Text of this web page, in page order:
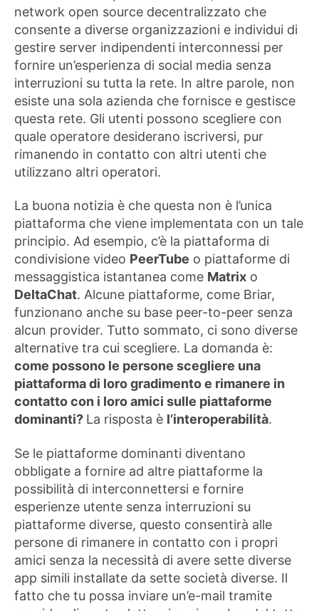
network open source decentralizzato che
consente a diverse organizzazioni e individui di
gestire server indipendenti interconnessi per
fornire un’esperienza di social media senza
interruzioni su tutta la rete. In altre parole, non
esiste una sola azienda che fornisce e gestisce
questa rete. Gli utenti possono scegliere con
quale operatore desiderano iscriversi, pur
rimanendo in contatto con altri utenti che
utilizzano altri operatori.
La buona notizia è che questa non è l’unica
piattaforma che viene implementata con un tale
principio. Ad esempio, c’è la piattaforma di
condivisione video PeerTube o piattaforme di
messaggistica istantanea come Matrix o
DeltaChat. Alcune piattaforme, come Briar,
funzionano anche su base peer-to-peer senza
alcun provider. Tutto sommato, ci sono diverse
alternative tra cui scegliere. La domanda è:
come possono le persone scegliere una
piattaforma di loro gradimento e rimanere in
contatto con i loro amici sulle piattaforme
dominanti? La risposta è l’interoperabilità.
Se le piattaforme dominanti diventano
obbligate a fornire ad altre piattaforme la
possibilità di interconnettersi e fornire
esperienze utente senza interruzioni su
piattaforme diverse, questo consentirà alle
persone di rimanere in contatto con i propri
amici senza la necessità di avere sette diverse
app simili installate da sette società diverse. Il
fatto che tu possa inviare un’e-mail tramite